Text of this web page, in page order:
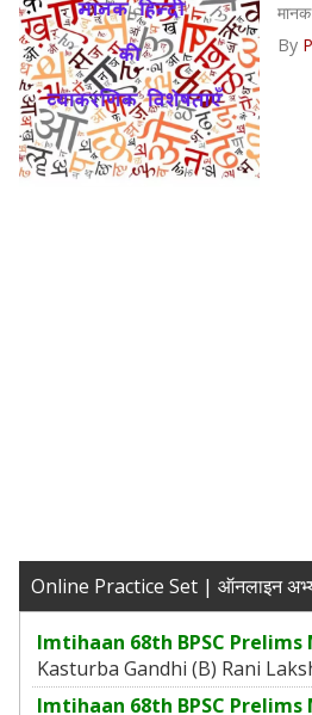
By
Online Practice Set | ऑनलाइन
Imtihaan 68th BPSC Prelims
Kasturba Gandhi (B) Rani
Imtihaan 68th BPSC Prelims